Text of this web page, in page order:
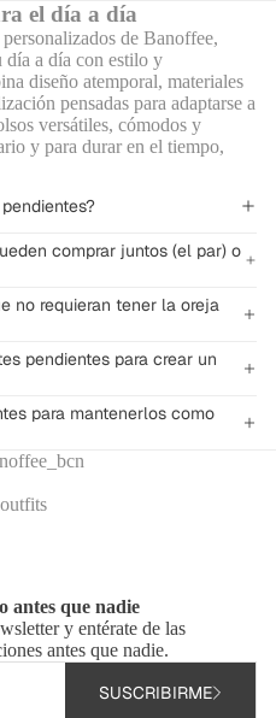
el día a día
de Banoffee,
día a día con estilo y
diseño atemporal, materiales
pensadas para adaptarse a
versátiles, cómodos y
y para durar en el tiempo,
comprar juntos (el par) o
no requieran tener la oreja
pendientes para crear un
para mantenerlos como
antes que nadie
y entérate de las
antes que nadie.
SUSCRIBIRME